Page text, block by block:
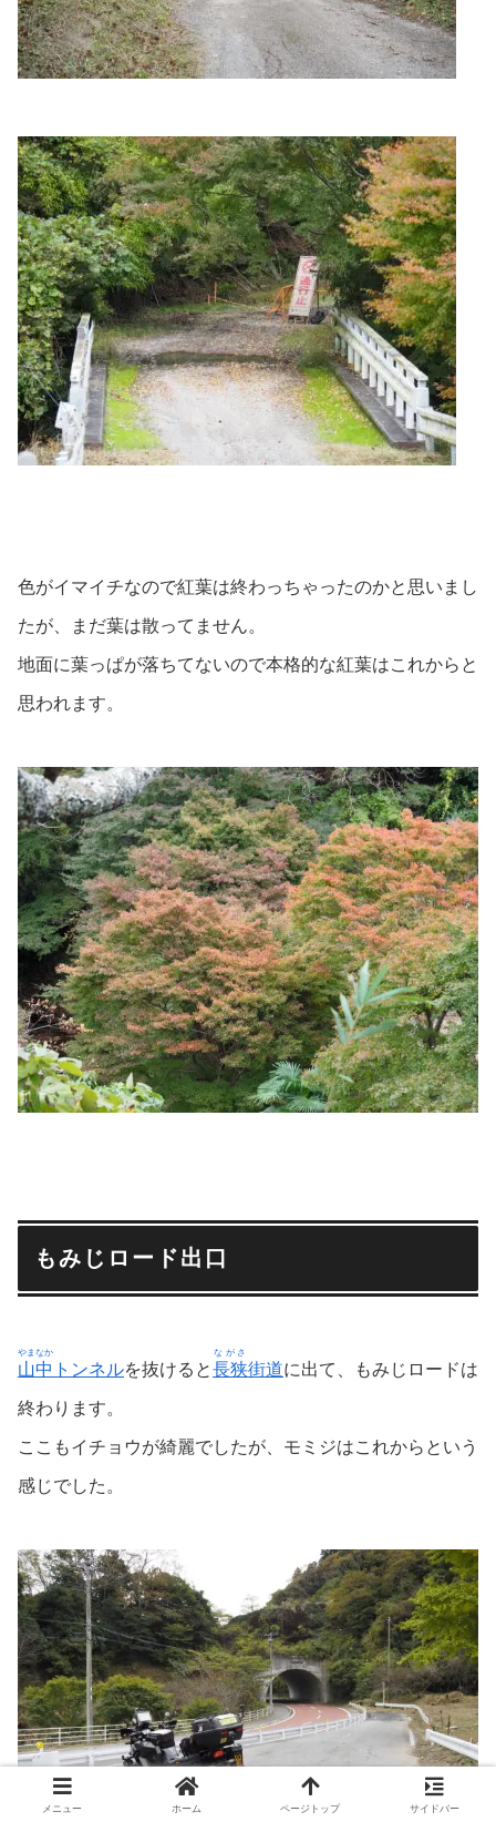
色がイマイチなので紅葉は終わっちゃったのかと思いまし
たが、まだ葉は散ってません。
地面に葉っぱが落ちてないので本格的な紅葉はこれからと
思われます。
もみじロード出口
山中
やまなか
トンネルを抜けると長狭
ながさ
街道に出て、もみじロードは
終わります。
ここもイチョウが綺麗でしたが、モミジはこれからという
感じでした。
メニュー ホーム ページトップ サイドバー